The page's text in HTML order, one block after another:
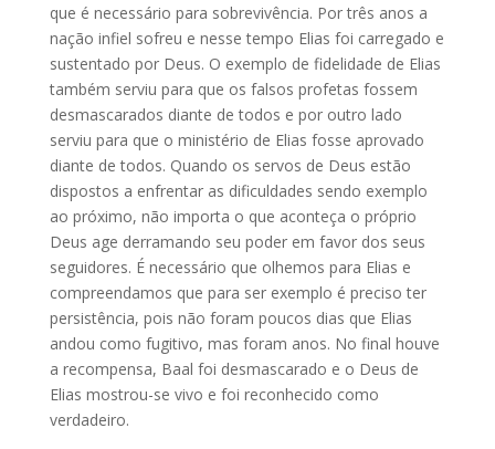
que é necessário para sobrevivência. Por três anos a
nação infiel sofreu e nesse tempo Elias foi carregado e
sustentado por Deus. O exemplo de fidelidade de Elias
também serviu para que os falsos profetas fossem
desmascarados diante de todos e por outro lado
serviu para que o ministério de Elias fosse aprovado
diante de todos. Quando os servos de Deus estão
dispostos a enfrentar as dificuldades sendo exemplo
ao próximo, não importa o que aconteça o próprio
Deus age derramando seu poder em favor dos seus
seguidores. É necessário que olhemos para Elias e
compreendamos que para ser exemplo é preciso ter
persistência, pois não foram poucos dias que Elias
andou como fugitivo, mas foram anos. No final houve
a recompensa, Baal foi desmascarado e o Deus de
Elias mostrou-se vivo e foi reconhecido como
verdadeiro.